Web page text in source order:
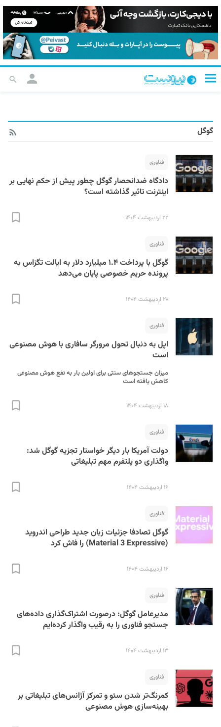
گوگل
فناوری
دادگاه ضدانحصار گوگل چطور پیش از حکم نهایی بر
اینترنت تاثیر گذاشته است؟
۲۲ اردیبهشت ۱۴۰۴
فناوری
گوگل با پرداخت ۱.۴ میلیارد دلار به ایالت تگزاس به
پرونده حریم خصوصی پایان می‌دهد
۲۰ اردیبهشت ۱۴۰۴
فناوری
اپل به دنبال تحول مرورگر سافاری با هوش مصنوعی
است
میزان جستجو‌های سنتی برای اولین بار به نفع هوش مصنوعی
کاهش یافته است
۱۸ اردیبهشت ۱۴۰۴
فناوری
دولت آمریکا بار دیگر خواستار تجزیه گوگل شد:
واگذاری دو پلتفرم مهم تبلیغاتی
۱۶ اردیبهشت ۱۴۰۴
فناوری
گوگل تصادفا جزئیات زبان جدید طراحی اندروید
(Material 3 Expressive) را فاش کرد
۱۶ اردیبهشت ۱۴۰۴
فناوری
مدیرعامل گوگل: درصورت اشتراک‌گذاری داده‌های
جستجو فناوری را به رقیب واگذار کرده‌ایم
۱۳ اردیبهشت ۱۴۰۴
فناوری
کمرنگ‌تر شدن سئو و تمرکز آژانس‌های تبلیغاتی بر
بهینه‌سازی هوش مصنوعی